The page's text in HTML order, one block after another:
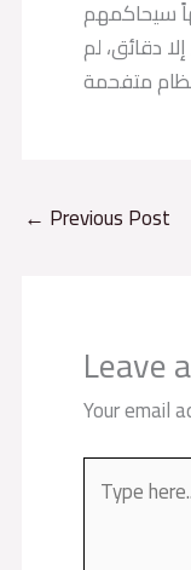
دقائق، لم
← Previous Post
Leave
Your email
here..